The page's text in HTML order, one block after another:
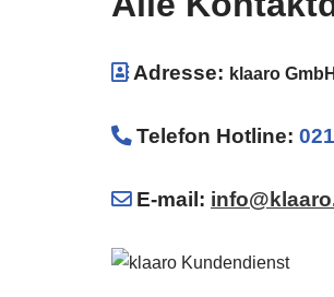
Adresse: klaaro
Telefon Hotline:
E-mail: